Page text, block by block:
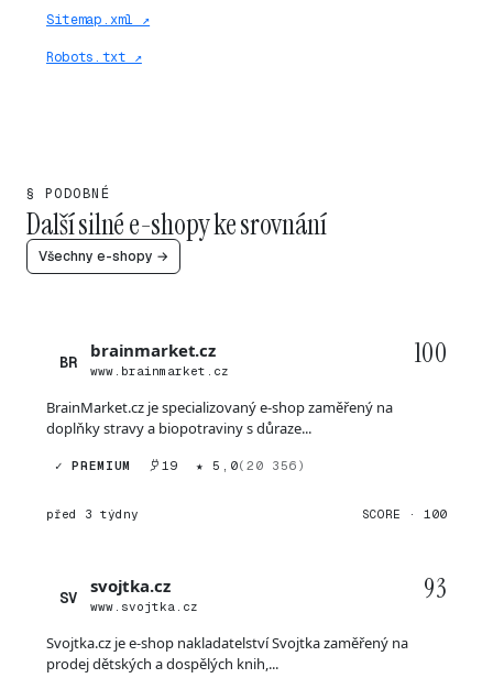
Sitemap.xml ↗
Robots.txt ↗
§ PODOBNÉ
Další silné e-shopy ke srovnání
Všechny e-shopy →
BR
brainmarket.cz
www.brainmarket.cz
100
BrainMarket.cz je specializovaný e-shop zaměřený na
doplňky stravy a biopotraviny s důraze...
✓ PREMIUM 19 ★ 5,0(20 356)
před 3 týdny SCORE · 100
SV
svojtka.cz
www.svojtka.cz
93
Svojtka.cz je e-shop nakladatelství Svojtka zaměřený na
prodej dětských a dospělých knih,...